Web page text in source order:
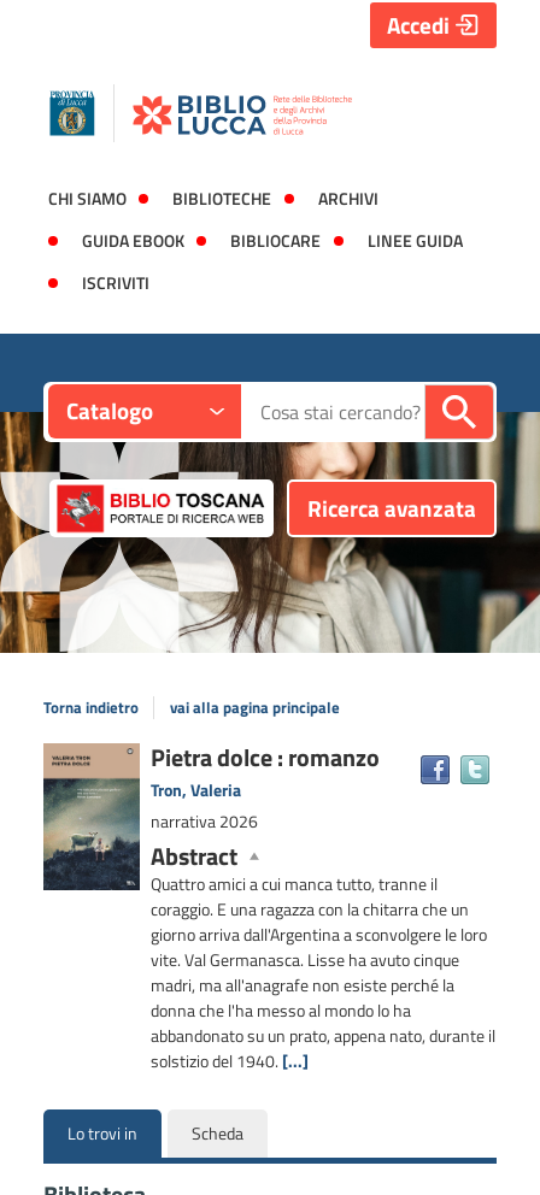
CHI SIAMO BIBLIOTECHE
ARCHIVI
GUIDA EBOOK
BIBLIOCARE
LINEE GUIDA
ISCRIVITI
Accedi
Catalogo Cerca su "Catalogo"
Ricerca avanzata
Torna indietro vai alla pagina principale
Dettaglio
del
documento
Pietra dolce : romanzo
Tron, Valeria
narrativa2026
Abstract
Quattro amici a cui manca tutto, tranne il
coraggio. E una ragazza con la chitarra che un
giorno arriva dall'Argentina a sconvolgere le loro
vite. Val Germanasca. Lisse ha avuto cinque
madri, ma all'anagrafe non esiste perché la
donna che l'ha messo al mondo lo ha
abbandonato su un prato, appena nato, durante il
solstizio del 1940. [...]
Lo trovi in Scheda